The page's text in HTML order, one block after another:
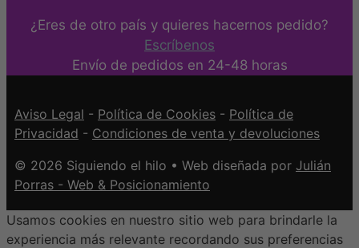
¿Eres de otro país y quieres hacernos pedido?
Escríbenos
Envío de pedidos en 24-48 horas
Aviso Legal - Política de Cookies - Política de
Privacidad - Condiciones de venta y devoluciones
© 2026 Siguiendo el hilo • Web diseñada por Julián
Porras - Web & Posicionamiento
Usamos cookies en nuestro sitio web para brindarle la
experiencia más relevante recordando sus preferencias